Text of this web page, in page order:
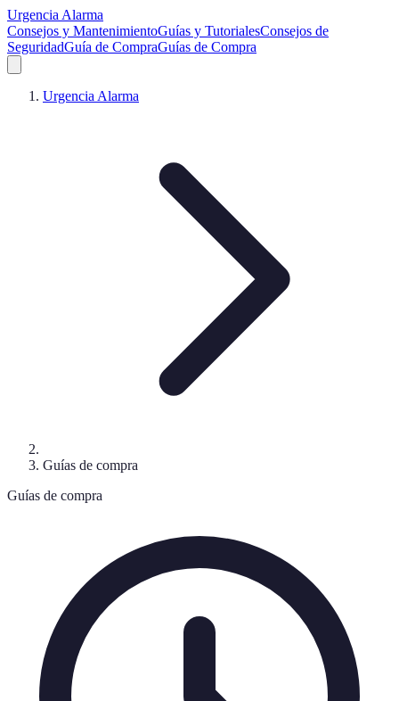
Urgencia Alarma
Consejos y MantenimientoGuías y TutorialesConsejos de
SeguridadGuía de CompraGuías de Compra
Urgencia Alarma
Guías de compra
Guías de compra